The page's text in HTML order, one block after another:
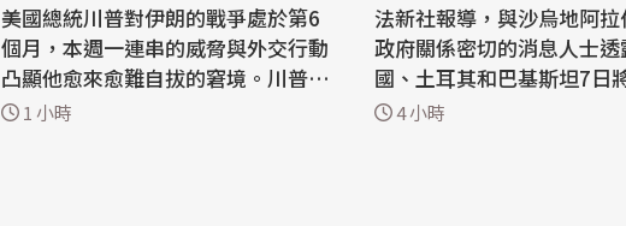
美國總統川普對伊朗的戰爭處於第6
個月，本週一連串的威脅與外交行動
凸顯他愈來愈難自拔的窘境。川普一
開始聲稱這場衝突只會持續數週，現
1 小時
法新社報導，與沙烏地阿
政府關係密切的消息人士
國、土耳其和巴基斯坦7日
簽署一項聯合防衛協議。 在美國與伊
4 小時